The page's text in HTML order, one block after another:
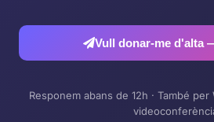
Vull donar-me d'alta
Responem abans de 12h · També